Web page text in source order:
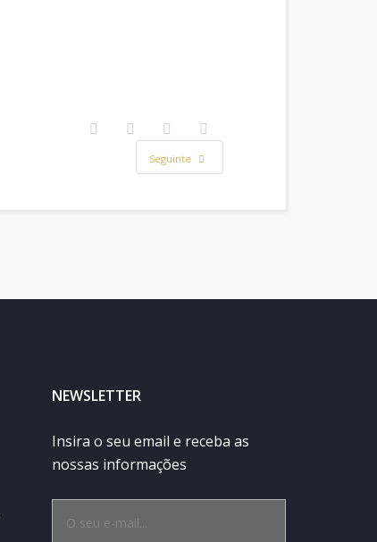
Seguinte
NEWSLETTER
Insira o seu email e receba as
nossas informações